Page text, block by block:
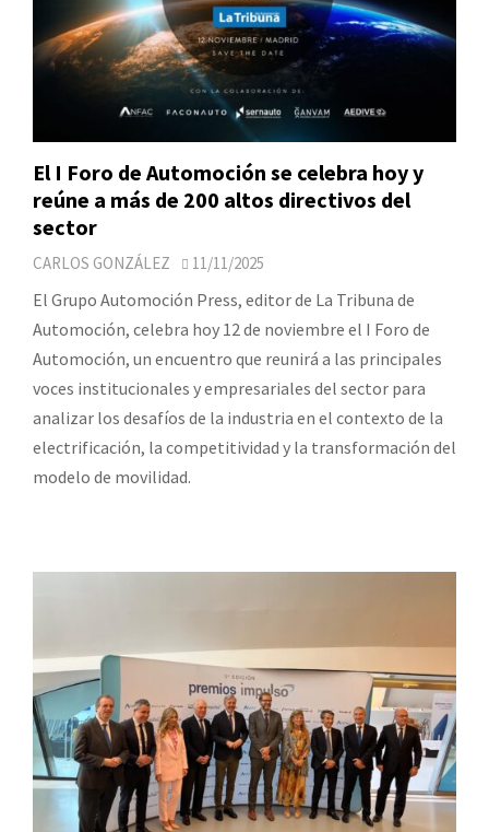
El I Foro de Automoción se celebra hoy y
reúne a más de 200 altos directivos del
sector
CARLOS GONZÁLEZ 11/11/2025
El Grupo Automoción Press, editor de La Tribuna de
Automoción, celebra hoy 12 de noviembre el I Foro de
Automoción, un encuentro que reunirá a las principales
voces institucionales y empresariales del sector para
analizar los desafíos de la industria en el contexto de la
electrificación, la competitividad y la transformación del
modelo de movilidad.